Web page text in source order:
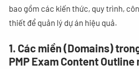
bao gồm các kiến thức, quy trình,
thiết để quản lý dự án hiệu quả.
1. Các miền (Domains)
PMP Exam Content